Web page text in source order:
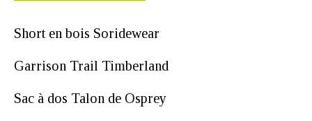
Short en bois Soridewear
Garrison Trail Timberland
Sac à dos Talon de Osprey